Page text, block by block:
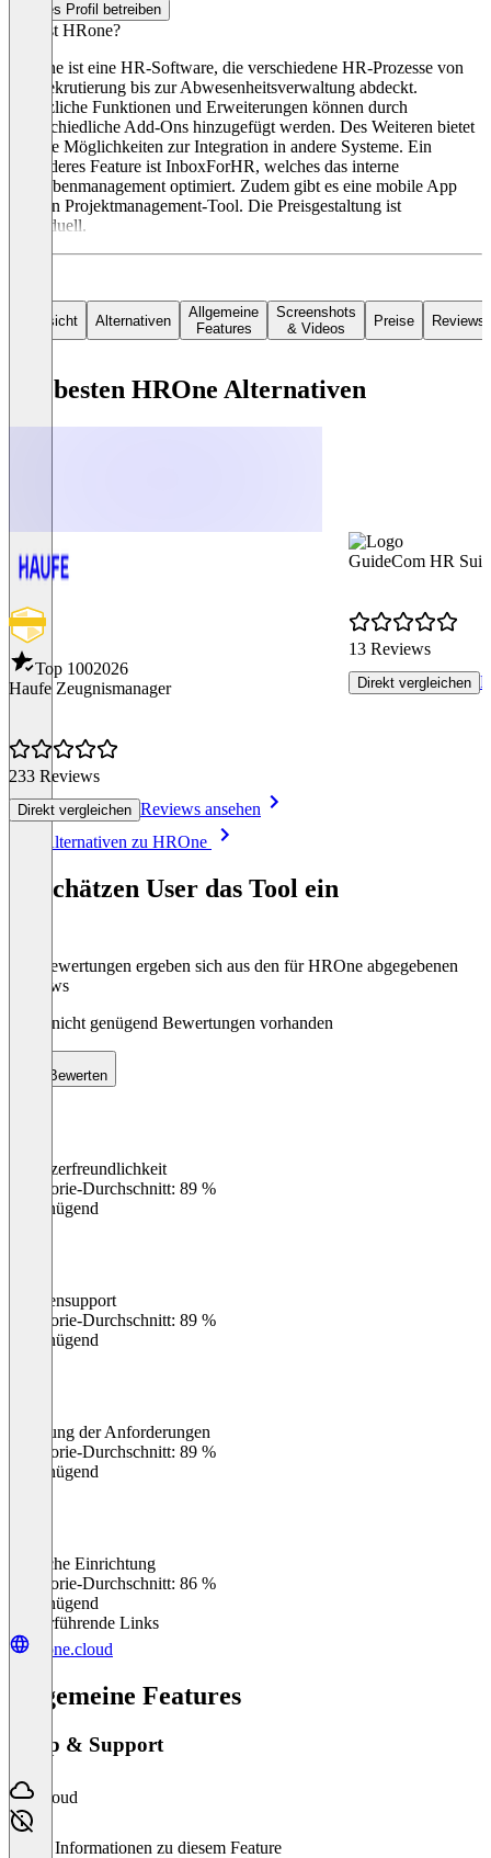
Dieses Profil betreiben
Was ist HRone?
HROne ist eine HR-Software, die verschiedene HR-Prozesse von
der Rekrutierung bis zur Abwesenheitsverwaltung abdeckt.
Zusätzliche Funktionen und Erweiterungen können durch
unterschiedliche Add-Ons hinzugefügt werden. Des Weiteren bietet
HRone Möglichkeiten zur Integration in andere Systeme. Ein
besonderes Feature ist InboxForHR, welches das interne
Aufgabenmanagement optimiert. Zudem gibt es eine mobile App
und ein Projektmanagement-Tool. Die Preisgestaltung ist
individuell.
Übersicht Alternativen
Allgemeine
Features
Screenshots
& Videos
Preise Reviews
Die besten HROne Alternativen
Top 1002026
Haufe Zeugnismanager
233 Reviews
Direkt vergleichen Reviews ansehen
GuideCom HR
13 Reviews
Direkt vergleichen
Alle Alternativen zu HROne
So schätzen User das Tool ein
Die Bewertungen ergeben sich aus den für HROne abgegebenen
Reviews
Noch nicht genügend Bewertungen vorhanden
Bewerten
Benutzerfreundlichkeit
Kategorie-Durchschnitt: 89 %
Ungenügend
Kundensupport
Kategorie-Durchschnitt: 89 %
Ungenügend
Erfüllung der Anforderungen
Kategorie-Durchschnitt: 89 %
Ungenügend
Einfache Einrichtung
Kategorie-Durchschnitt: 86 %
Ungenügend
Weiterführende Links
hrone.cloud
Allgemeine Features
Setup & Support
Cloud
Keine Informationen zu diesem Feature